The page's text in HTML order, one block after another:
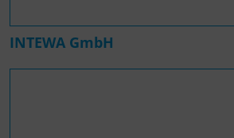
INTEWA GmbH